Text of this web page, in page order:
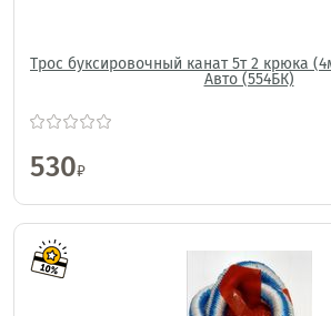
Трос буксировочный канат 5т 2 крюка
Авто (554БК)
530₽